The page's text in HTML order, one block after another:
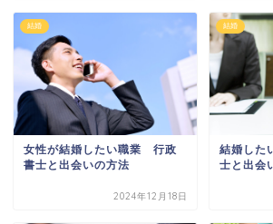
結婚
女性が結婚したい職業 行政
書士と出会いの方法
2024年12月18日
結婚
結婚した
士と出会